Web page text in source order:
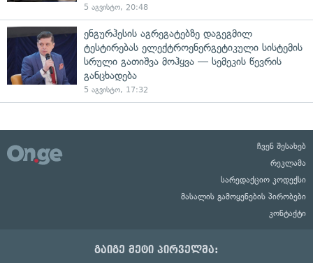
5 აგვისტო, 20:48
ენგურჰესის აგრეგატებზე დაგეგმილ
ტესტირებას ელექტროენერგეტიკული სისტემის
სრული გათიშვა მოჰყვა — სემეკის წევრის
განცხადება
5 აგვისტო, 17:32
ჩვენ შესახებ
რეკლამა
სარედაქციო კოდექსი
მასალის გამოყენების პირობები
კონტაქტი
გაიგე მეტი პირველმა: